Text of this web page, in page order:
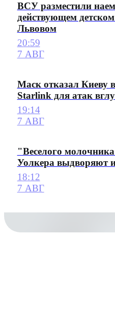
ВСУ разместили
действующем
Львовом
20:59
7 АВГ
Маск отказал Киеву
Starlink для атак
19:14
7 АВГ
"Веселого
Уолкера выдворяют
18:12
7 АВГ